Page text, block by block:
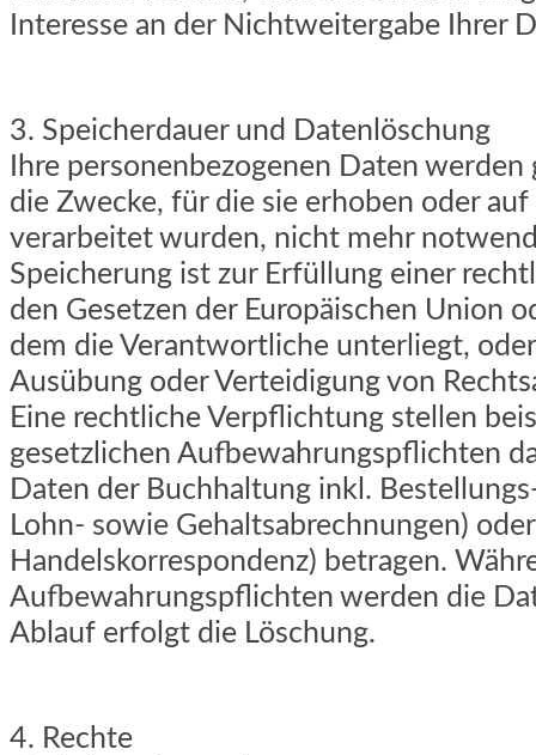
Interesse an der Nichtweitergabe Ihrer
3. Speicherdauer und Datenlöschung
Ihre personenbezogenen Daten
die Zwecke, für die sie erhoben oder
verarbeitet wurden, nicht mehr
Speicherung ist zur Erfüllung einer
den Gesetzen der Europäischen Union
dem die Verantwortliche unterliegt,
Ausübung oder Verteidigung von
Eine rechtliche Verpflichtung stellen
gesetzlichen Aufbewahrungspflichten
Daten der Buchhaltung inkl.
Lohn- sowie Gehaltsabrechnungen)
Handelskorrespondenz) betragen.
Aufbewahrungspflichten werden die
Ablauf erfolgt die Löschung.
4. Rechte